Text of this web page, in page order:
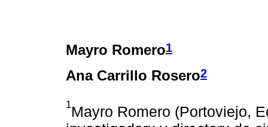
Mayro Romero1
Ana Carrillo Rosero2
1Mayro Romero (Portoviejo,